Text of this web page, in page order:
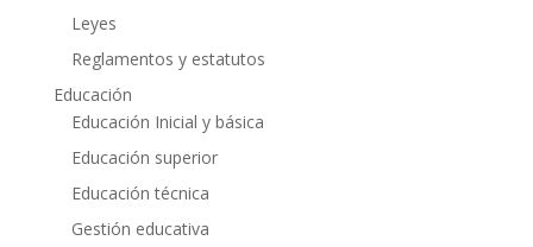
Leyes
Reglamentos y estatutos
Educación
Educación Inicial y básica
Educación superior
Educación técnica
Gestión educativa